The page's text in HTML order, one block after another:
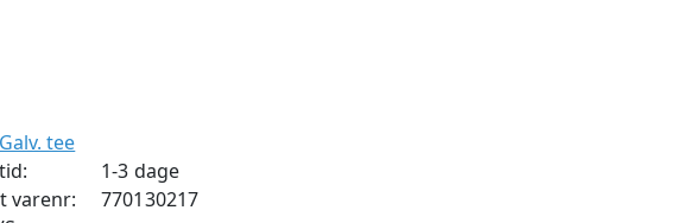
Galv. tee
1-3 dage
varenr:
770130217